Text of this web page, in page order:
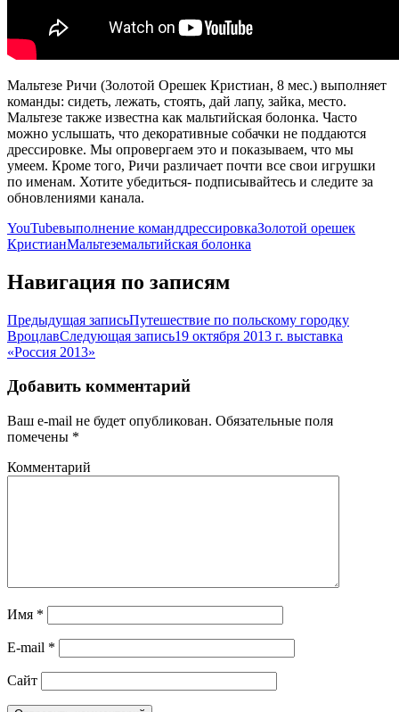
Мальтезе Ричи (Золотой Орешек Кристиан, 8 мес.) выполняет
команды: сидеть, лежать, стоять, дай лапу, зайка, место.
Мальтезе также известна как мальтийская болонка. Часто
можно услышать, что декоративные собачки не поддаются
дрессировке. Мы опровергаем это и показываем, что мы
умеем. Кроме того, Ричи различает почти все свои игрушки
по именам. Хотите убедиться- подписывайтесь и следите за
обновлениями канала.
YouTubeвыполнение команддрессировкаЗолотой орешек
КристианМальтеземальтийская болонка
Навигация по записям
Предыдущая записьПутешествие по польскому городку
ВроцлавСледующая запись19 октября 2013 г. выставка
«Россия 2013»
Добавить комментарий
Ваш e-mail не будет опубликован. Обязательные поля
помечены *
Комментарий
Имя *
E-mail *
Сайт